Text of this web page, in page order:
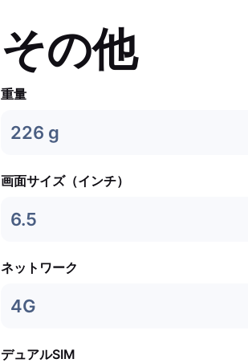
その他
重量
226 g
画面サイズ（インチ）
6.5
ネットワーク
4G
デュアルSIM